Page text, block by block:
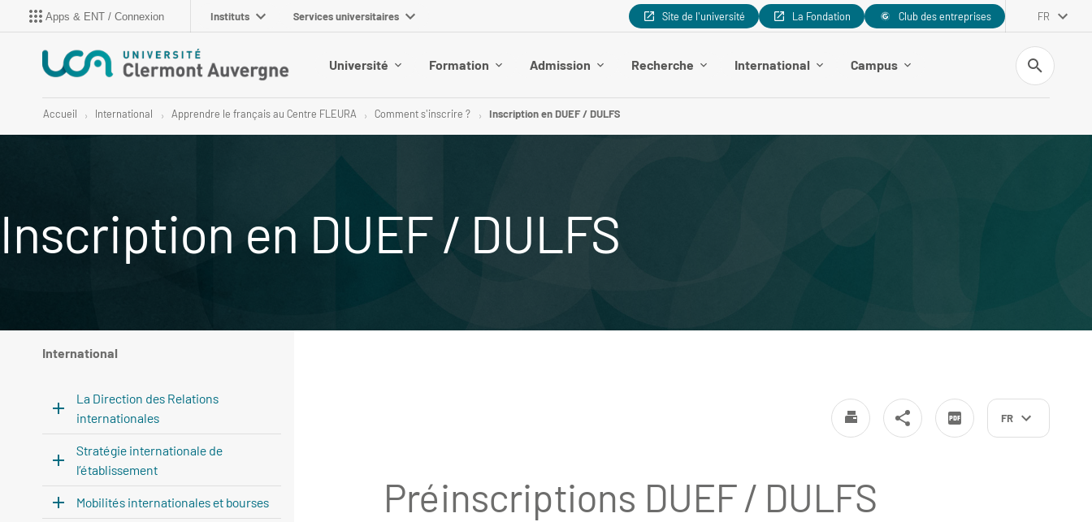
Apps & ENT / Connexion Instituts Services universitaires Site de l'université La Fondation Club des entreprises FR
Université Formation Admission Recherche International Campus
Recherche
Accueil International Apprendre le français au Centre FLEURA Comment s'inscrire ? Inscription en DUEF / DULFS
Inscription en DUEF / DULFS
FR
Préinscriptions DUEF / DULFS
International
La Direction des Relations
internationales
Stratégie internationale de
l’établissement
Mobilités internationales et bourses